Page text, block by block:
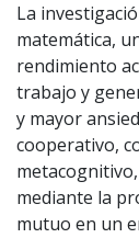
La
matemática,
rendimiento
trabajo y
y mayor
cooperativo,
mediante la
mutuo en un